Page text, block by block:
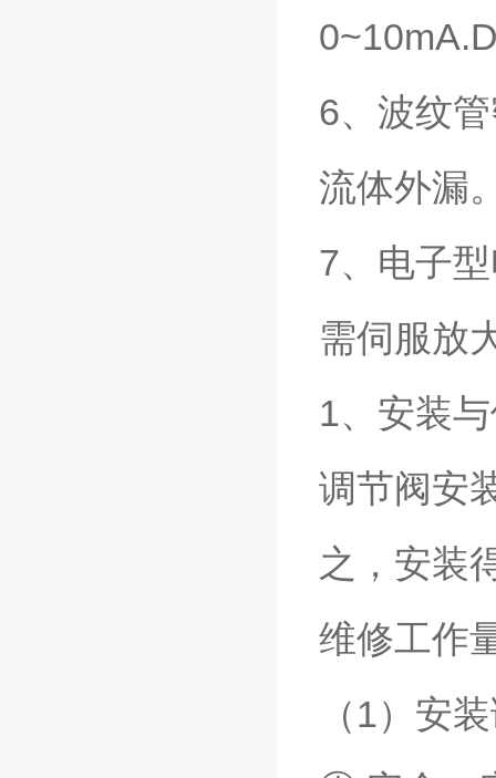
6、波纹
流体外漏
7、电子
需伺服放
1、安装
调节阀安
之，安装
维修工作
（1）安